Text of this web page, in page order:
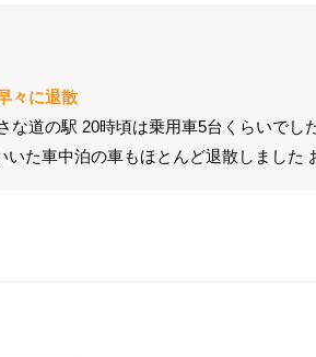
々に退散
な道の駅 20時頃は乗用車5台くらいで
いた車中泊の車もほとんど退散しました